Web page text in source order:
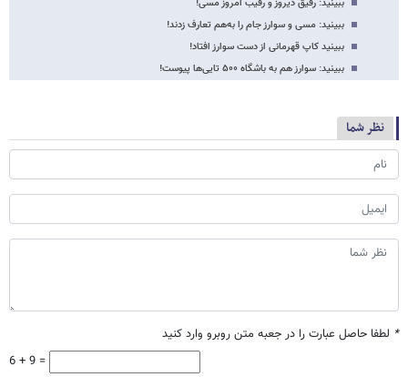
ببینید: رفیق دیروز و رقیب امروز مسی!
ببینید: مسی و سوارز جام را به‌هم تعارف زدند!
ببینید کاپ قهرمانی از دست سوارز افتاد!
ببینید: سوارز هم به باشگاه ۵۰۰ تایی‌ها پیوست!
نظر شما
* لطفا حاصل عبارت را در جعبه متن روبرو وارد کنید
6 + 9 =